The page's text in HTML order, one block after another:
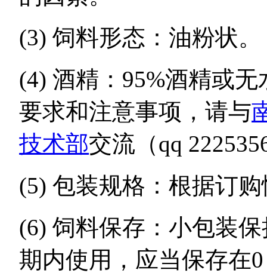
(3) 饲料形态：油粉状。
(4) 酒精：95%酒精或
要求和注意事项，请与
技术部交流（qq
(5) 包装规格：根据订
(6) 饲料保存：小包装
期内使用，应当保存在